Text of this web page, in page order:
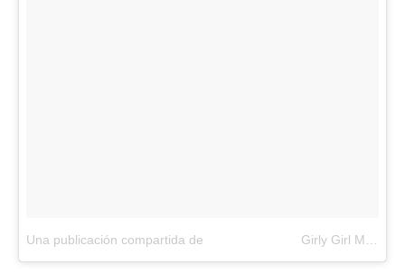
Una publicación compartida de ⠀⠀⠀⠀⠀ ⠀⠀⠀⠀⠀Girly Girl Magazine (@girlygirlmag)